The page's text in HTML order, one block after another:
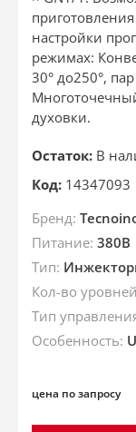
настройки
режимах:
30° до250°,
духовки.
Остаток: В
Код: 14347093
Бренд:
Питание: 380В
Тип:
Кол-во
Тип
Особенность:
цена по запросу